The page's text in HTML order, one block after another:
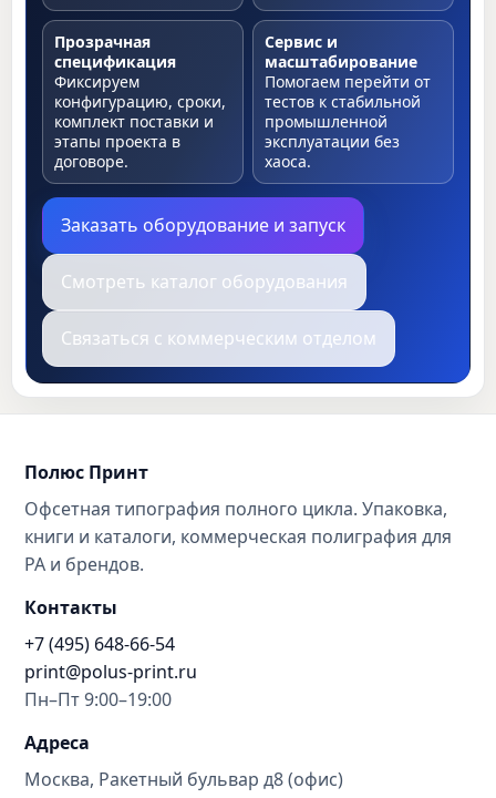
Прозрачная
спецификация
Фиксируем
конфигурацию, сроки,
комплект поставки и
этапы проекта в
договоре.
Сервис и
масштабирование
Помогаем перейти от
тестов к стабильной
промышленной
эксплуатации без
хаоса.
Заказать оборудование и запуск
Смотреть каталог оборудования
Связаться с коммерческим отделом
Полюс Принт
Офсетная типография полного цикла. Упаковка,
книги и каталоги, коммерческая полиграфия для
РА и брендов.
Контакты
+7 (495) 648-66-54
print@polus-print.ru
Пн–Пт 9:00–19:00
Адреса
Москва, Ракетный бульвар д8 (офис)